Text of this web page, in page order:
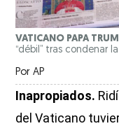
VATICANO PAPA
“débil” tras condenar
Por AP
Inapropiados.
del Vaticano